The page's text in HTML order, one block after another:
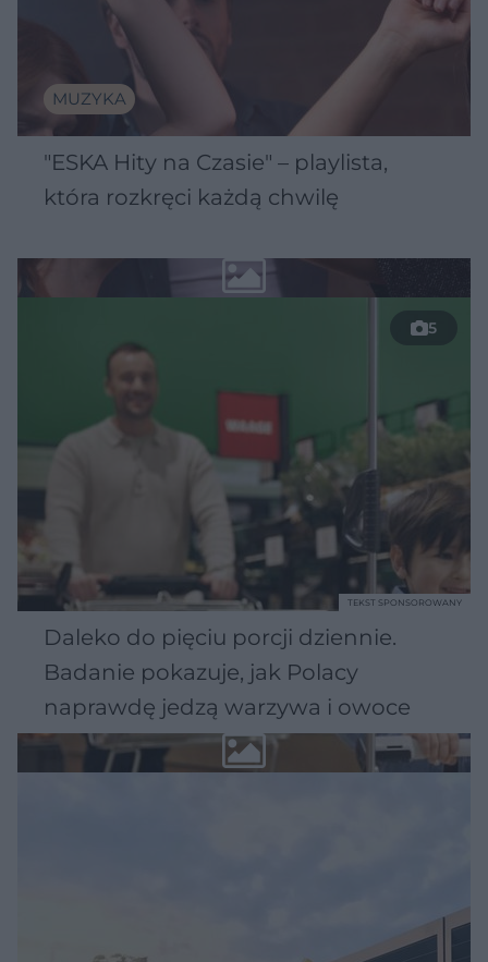
MUZYKA
"ESKA Hity na Czasie" – playlista,
która rozkręci każdą chwilę
5
Daleko do pięciu porcji dziennie.
Badanie pokazuje, jak Polacy
naprawdę jedzą warzywa i owoce
TEKST SPONSOROWANY